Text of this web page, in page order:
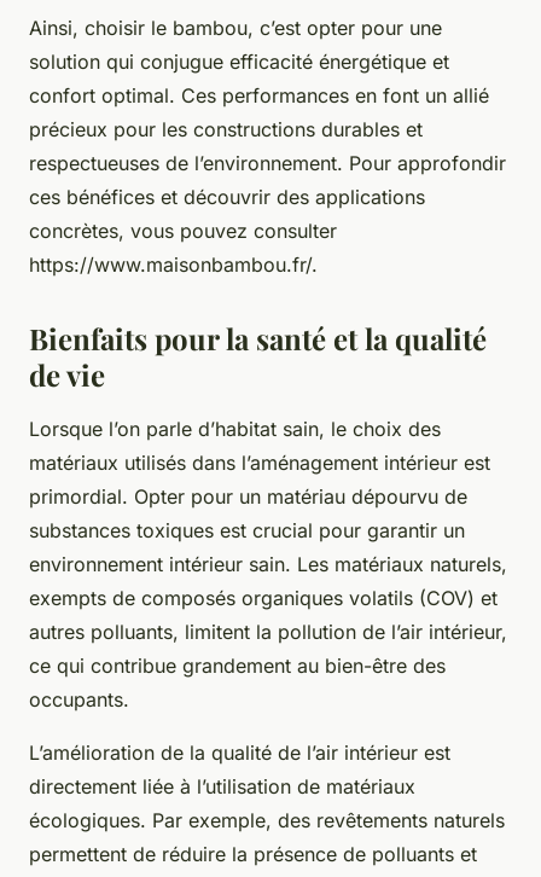
Ainsi, choisir le bambou, c’est opter pour une
solution qui conjugue efficacité énergétique et
confort optimal. Ces performances en font un allié
précieux pour les constructions durables et
respectueuses de l’environnement. Pour approfondir
ces bénéfices et découvrir des applications
concrètes, vous pouvez consulter
https://www.maisonbambou.fr/.
Bienfaits pour la santé et la qualité
de vie
Lorsque l’on parle d’habitat sain, le choix des
matériaux utilisés dans l’aménagement intérieur est
primordial. Opter pour un matériau dépourvu de
substances toxiques est crucial pour garantir un
environnement intérieur sain. Les matériaux naturels,
exempts de composés organiques volatils (COV) et
autres polluants, limitent la pollution de l’air intérieur,
ce qui contribue grandement au bien-être des
occupants.
L’amélioration de la qualité de l’air intérieur est
directement liée à l’utilisation de matériaux
écologiques. Par exemple, des revêtements naturels
permettent de réduire la présence de polluants et